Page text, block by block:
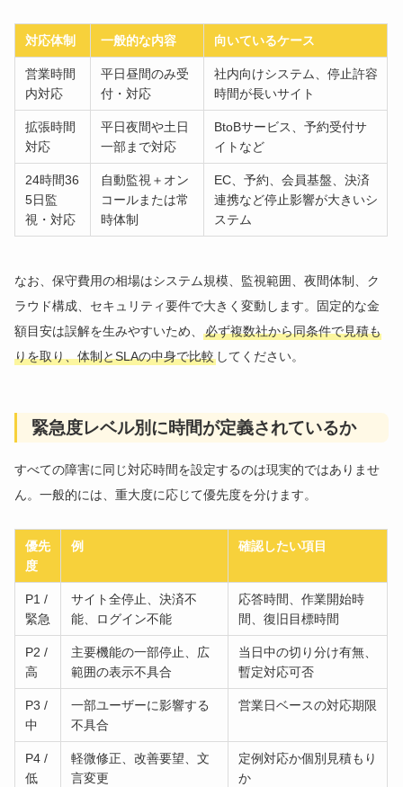
対応体制 一般的な内容 向いているケース
営業時間
内対応
平日昼間のみ受
付・対応
社内向けシステム、停止許容
時間が長いサイト
拡張時間
対応
平日夜間や土日
一部まで対応
BtoBサービス、予約受付サ
イトなど
24時間36
5日監
視・対応
自動監視＋オン
コールまたは常
時体制
EC、予約、会員基盤、決済
連携など停止影響が大きいシ
ステム
なお、保守費用の相場はシステム規模、監視範囲、夜間体制、ク
ラウド構成、セキュリティ要件で大きく変動します。固定的な金
額目安は誤解を生みやすいため、必ず複数社から同条件で見積も
りを取り、体制とSLAの中身で比較 してください。
緊急度レベル別に時間が定義されているか
すべての障害に同じ対応時間を設定するのは現実的ではありませ
ん。一般的には、重大度に応じて優先度を分けます。
優先
度
例 確認したい項目
P1 /
緊急
サイト全停止、決済不
能、ログイン不能
応答時間、作業開始時
間、復旧目標時間
P2 /
高
主要機能の一部停止、広
範囲の表示不具合
当日中の切り分け有無、
暫定対応可否
P3 /
中
一部ユーザーに影響する
不具合
営業日ベースの対応期限
P4 /
低
軽微修正、改善要望、文
言変更
定例対応か個別見積もり
か